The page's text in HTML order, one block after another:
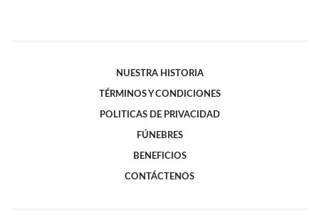
NUESTRA HISTORIA
TÉRMINOS Y CONDICIONES
POLITICAS DE PRIVACIDAD
FÚNEBRES
BENEFICIOS
CONTÁCTENOS